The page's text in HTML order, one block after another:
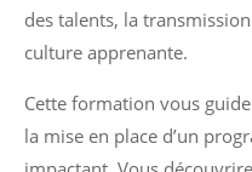
des talents, la
culture apprenante.
Cette formation vous
la mise en place d’un